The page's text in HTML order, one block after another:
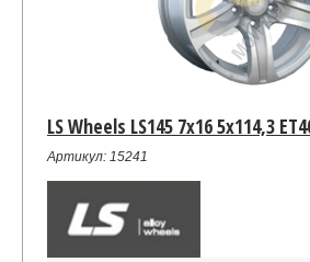
LS Wheels LS145 7x16 5x114,3
Артикул: 15241